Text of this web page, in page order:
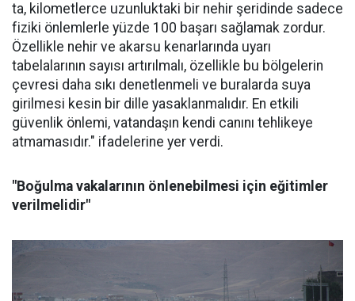
ta, kilometlerce uzunluktaki bir nehir şeridinde sadece
fiziki önlemlerle yüzde 100 başarı sağlamak zordur.
Özellikle nehir ve akarsu kenarlarında uyarı
tabelalarının sayısı artırılmalı, özellikle bu bölgelerin
çevresi daha sıkı denetlenmeli ve buralarda suya
girilmesi kesin bir dille yasaklanmalıdır. En etkili
güvenlik önlemi, vatandaşın kendi canını tehlikeye
atmamasıdır." ifadelerine yer verdi.
"Boğulma vakalarının önlenebilmesi için eğitimler
verilmelidir"